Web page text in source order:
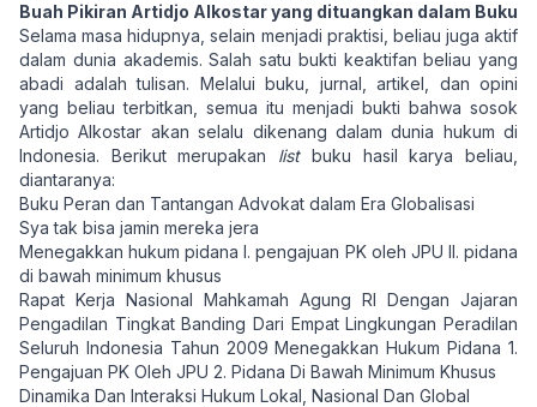
Buah Pikiran Artidjo Alkostar yang dituangkan dalam Buku
Selama masa hidupnya, selain menjadi praktisi, beliau juga aktif
dalam dunia akademis. Salah satu bukti keaktifan beliau yang
abadi adalah tulisan. Melalui buku, jurnal, artikel, dan opini
yang beliau terbitkan, semua itu menjadi bukti bahwa sosok
Artidjo Alkostar akan selalu dikenang dalam dunia hukum di
Indonesia. Berikut merupakan list buku hasil karya beliau,
diantaranya:
Buku Peran dan Tantangan Advokat dalam Era Globalisasi
Sya tak bisa jamin mereka jera
Menegakkan hukum pidana I. pengajuan PK oleh JPU II. pidana
di bawah minimum khusus
Rapat Kerja Nasional Mahkamah Agung RI Dengan Jajaran
Pengadilan Tingkat Banding Dari Empat Lingkungan Peradilan
Seluruh Indonesia Tahun 2009 Menegakkan Hukum Pidana 1.
Pengajuan PK Oleh JPU 2. Pidana Di Bawah Minimum Khusus
Dinamika Dan Interaksi Hukum Lokal, Nasional Dan Global